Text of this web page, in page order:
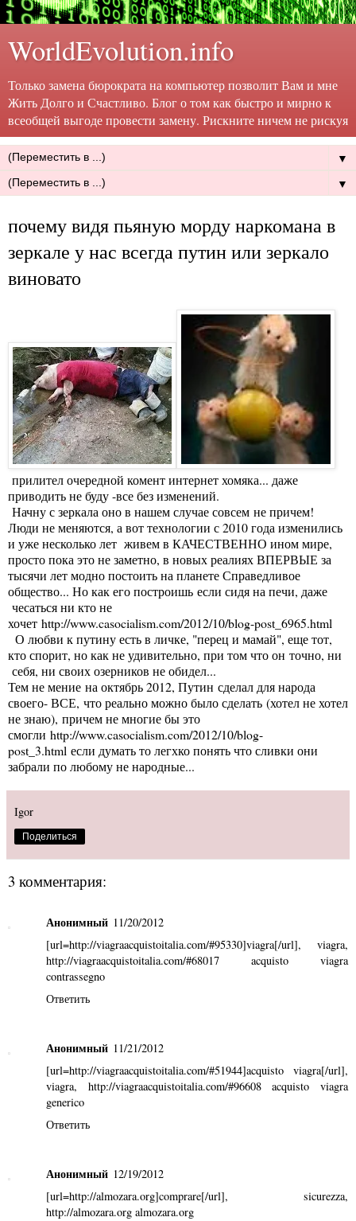
WorldEvolution.info
Только замена бюрократа на компьютер позволит Вам и мне
Жить Долго и Счастливо. Блог о том как быстро и мирно к
всеобщей выгоде провести замену. Рискните ничем не рискуя
▼
▼
почему видя пьяную морду наркомана в
зеркале у нас всегда путин или зеркало
виновато
прилител очередной комент интернет хомяка... даже
приводить не буду -все без изменений.
Начну с зеркала оно в нашем случае совсем не причем!
Люди не меняются, а вот технологии с 2010 года изменились
и уже несколько лет живем в КАЧЕСТВЕННО ином мире,
просто пока это не заметно, в новых реалиях ВПЕРВЫЕ за
тысячи лет модно постоить на планете Справедливое
общество... Но как его построишь если сидя на печи, даже
чесаться ни кто не
хочет http://www.casocialism.com/2012/10/blog-post_6965.html
О любви к путину есть в личке, "перец и мамай", еще тот,
кто спорит, но как не удивительно, при том что он точно, ни
себя, ни своих озерников не обидел...
Тем не мение на октябрь 2012, Путин сделал для народа
своего- ВСЕ, что реально можно было сделать (хотел не хотел
не знаю), причем не многие бы это
смогли http://www.casocialism.com/2012/10/blog-
post_3.html если думать то легхко понять что сливки они
забрали по любому не народные...
Igor
Поделиться
3 комментария:
Анонимный 11/20/2012
[url=http://viagraacquistoitalia.com/#95330]viagra[/url], viagra,
http://viagraacquistoitalia.com/#68017 acquisto viagra
contrassegno
Ответить
Анонимный 11/21/2012
[url=http://viagraacquistoitalia.com/#51944]acquisto viagra[/url],
viagra, http://viagraacquistoitalia.com/#96608 acquisto viagra
generico
Ответить
Анонимный 12/19/2012
[url=http://almozara.org]comprare[/url], sicurezza,
http://almozara.org almozara.org